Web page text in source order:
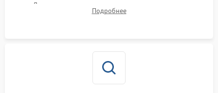
Диагностика термостата, датчиков температуры,
переключателя режимов и мотора конвекции.
Подробнее